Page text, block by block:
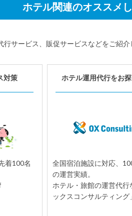
ホテル関連のオススメ
サービス、販促サービスなどをご紹介
対策
着100名
ホテル運用代行をお
全国宿泊施設に対応、
の運営実績。
ホテル・旅館の運営代行
ックスコンサルティング」